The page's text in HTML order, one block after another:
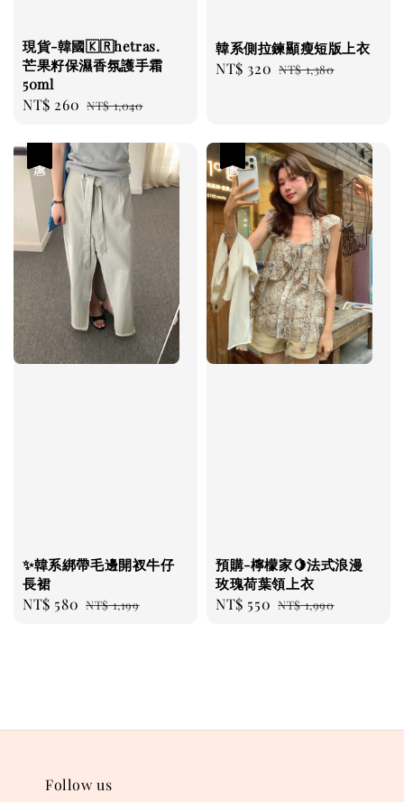
現貨-韓國🇰🇷hetras.
芒果籽保濕香氛護手霜
50ml
Sale
NT$ 260 Regular
NT$ 1,040
韓系側拉鍊顯瘦短版上衣
Sale
NT$ 320 Regular
NT$ 1,380
✨韓系綁帶毛邊開衩牛仔
長裙
Sale
NT$ 580 Regular
NT$ 1,199
預購-檸檬家🍋法式浪漫
玫瑰荷葉領上衣
Sale
NT$ 550 Regular
NT$ 1,990
Follow us